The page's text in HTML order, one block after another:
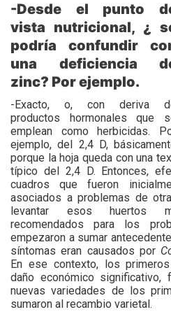
-Desde el punto
vista nutricional, ¿
podría confundir
una deficiencia
zinc? Por ejemplo.
-Exacto, o, con deriva
productos hormonales que
emplean como herbicidas.
ejemplo, del 2,4 D,
porque la hoja queda con una
típico del 2,4 D. Entonces,
cuadros que fueron
asociados a problemas de
levantar esos huertos
recomendados para los
empezaron a sumar
síntomas eran causados por
En ese contexto, los
daño económico
nuevas variedades de los
sumaron al recambio varietal.